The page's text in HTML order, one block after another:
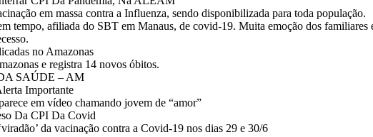
em massa contra a Influenza, sendo disponibilizada para toda população.
tempo, afiliada do SBT em Manaus, de covid-19. Muita emoção dos familiares
no Amazonas
e registra 14 novos óbitos.
SAÚDE – AM
Importante
em vídeo chamando jovem de “amor”
Da CPI Da Covid
da vacinação contra a Covid-19 nos dias 29 e 30/6